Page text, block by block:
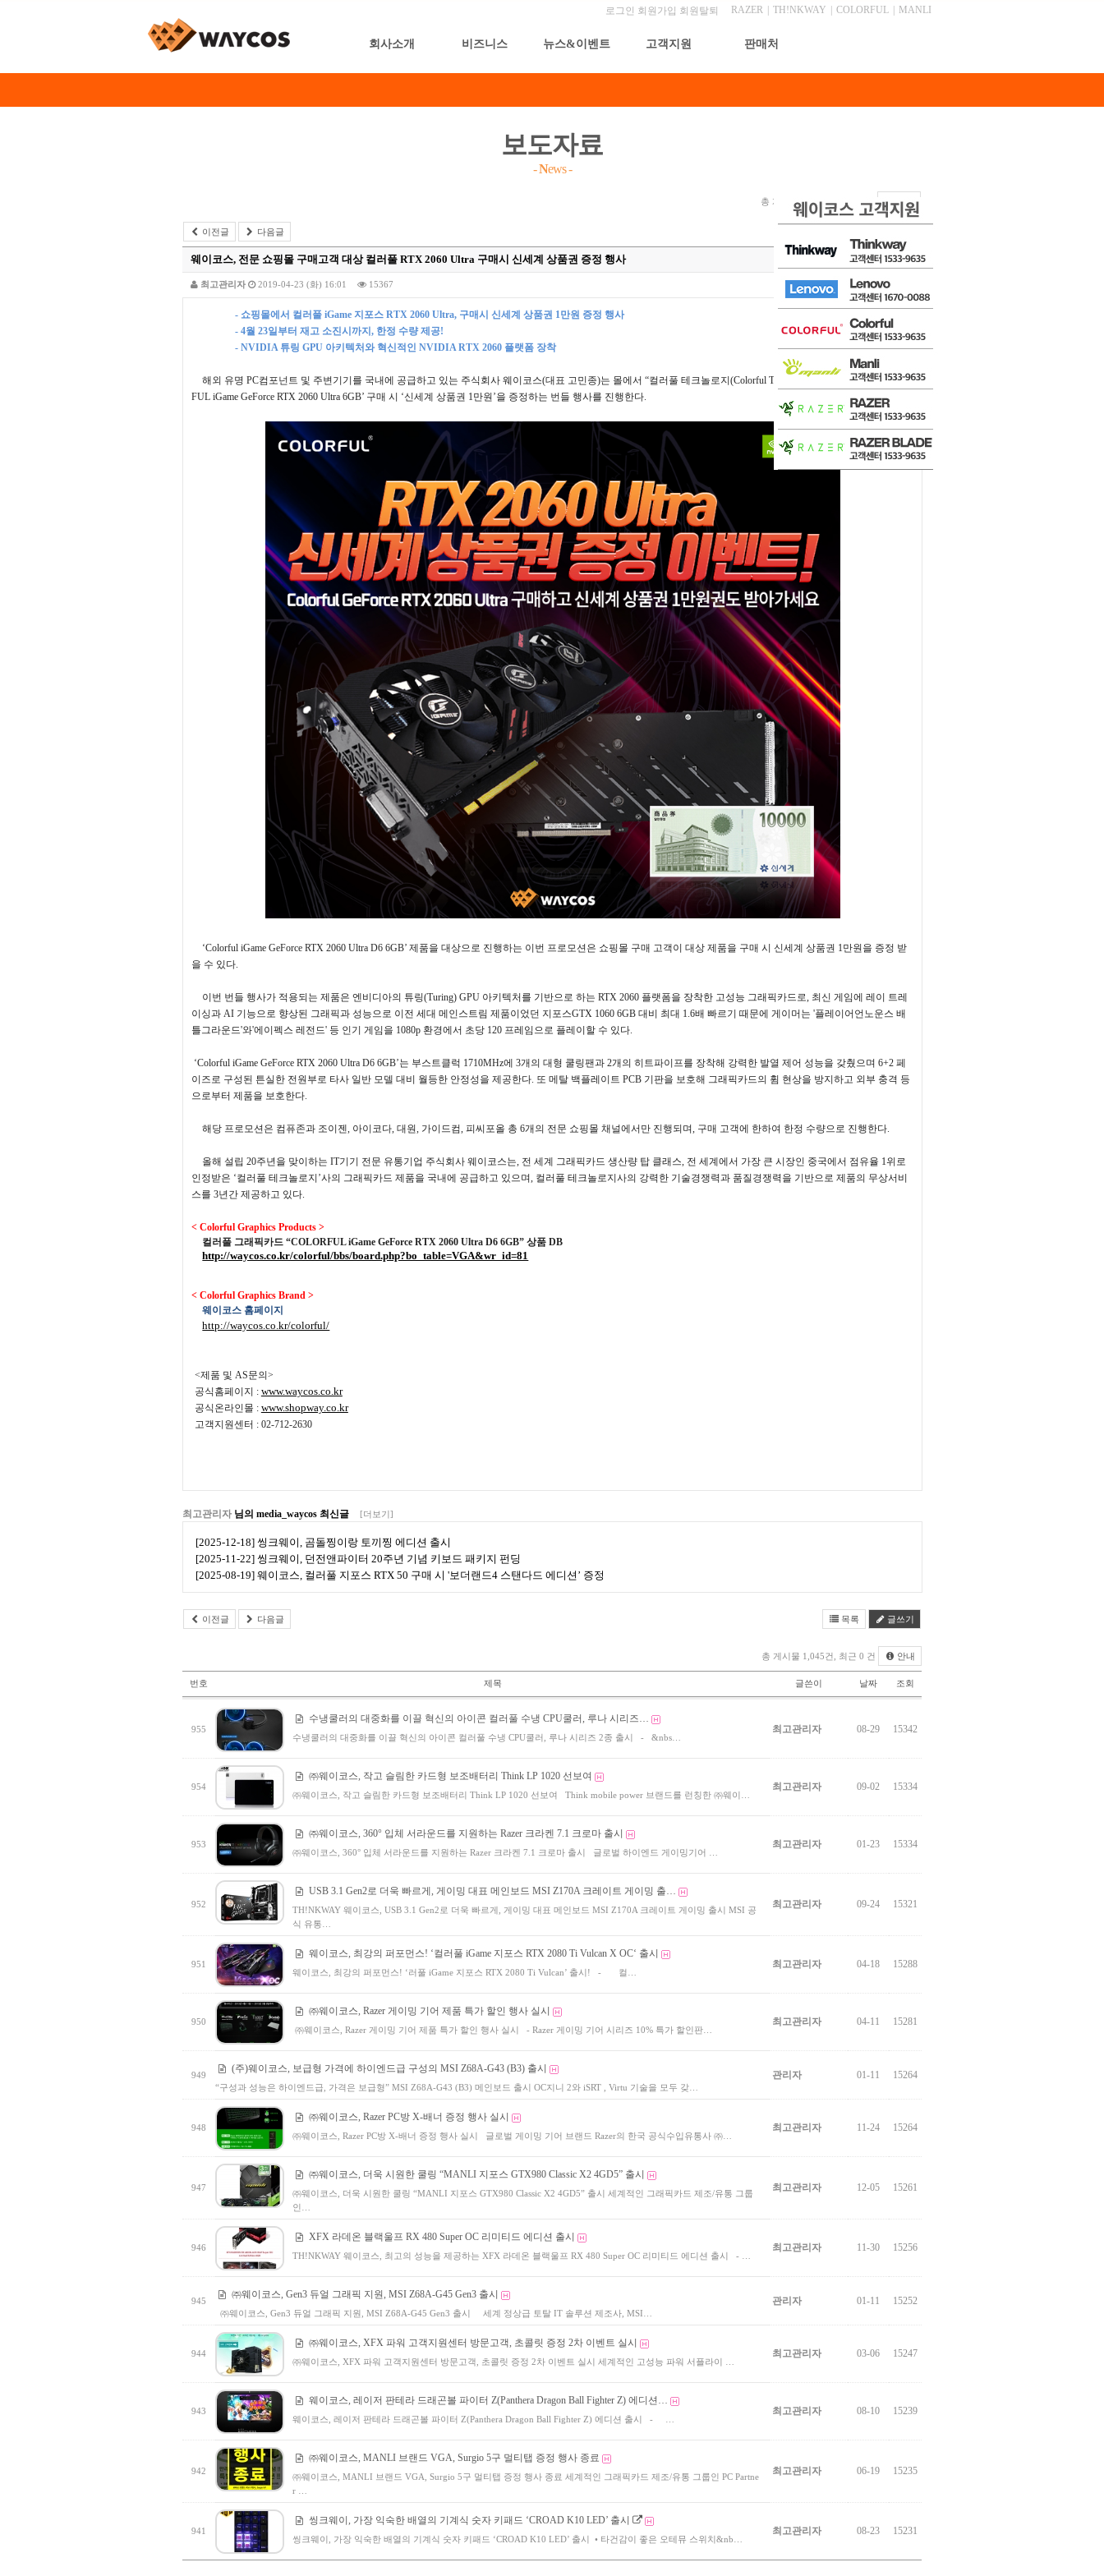
로그인 회원가입 회원탈퇴 MANLI
COLORFUL
TH!NKWAY
RAZER
회사소개 비즈니스 뉴스&이벤트 고객지원 판매처
보도자료
-News-
총 게시물 1,045건, 최근 0 건 안내
이전글 다음글
웨이코스, 전문 쇼핑몰 구매고객 대상 컬러풀 RTX 2060 Ultra 구매시 신세계 상품권 증정 행사
최고관리자 2019-04-23 (화) 16:01 15367
- 쇼핑몰에서 컬러풀iGame지포스RTX 2060 Ultra, 구매시 신세계 상품권 1만원 증정 행사
- 4월 23일부터 재고 소진시까지, 한정 수량 제공!
- NVIDIA 튜링 GPU 아키텍처와 혁신적인 NVIDIA RTX 2060 플랫폼 장착
해외 유명 PC컴포넌트 및 주변기기를 국내에 공급하고 있는 주식회사 웨이코스(대표 고민종)는 몰에서“컬러풀 테크놀로지(Colorful Technology Co. LTD)”의‘COLOR
FUL iGame GeForce RTX 2060 Ultra 6GB’ 구매 시 ‘신세계 상품권 1만원 ’을 증정하는 번들 행사를 진행한다.
‘Colorful iGame GeForce RTX 2060 Ultra D6 6GB’제품을 대상으로 진행하는 이번 프로모션은 쇼핑몰 구매 고객이 대상 제품을 구매 시 신세계 상품권 1만원을 증정 받
을 수 있다.
이번 번들 행사가 적용되는 제품은 엔비디아의 튜링(Turing) GPU 아키텍처를 기반으로 하는 RTX 2060 플랫폼을 장착한 고성능 그래픽카드로, 최신 게임에 레이 트레
이싱과 AI 기능으로 향상된 그래픽과 성능으로 이전 세대 메인스트림 제품이었던 지포스GTX 1060 6GB 대비 최대 1.6배 빠르기 때문에 게이머는 '플레이어언노운스 배
틀그라운드'와'에이펙스 레전드' 등 인기 게임을 1080p 환경에서 초당 120 프레임으로 플레이할 수 있다.
‘Colorful iGame GeForce RTX 2060 Ultra D6 6GB’는 부스트클럭 1710MHz에 3개의 대형 쿨링팬과 2개의 히트파이프를 장착해 강력한 발열 제어 성능을 갖췄으며 6+2 페
이즈로 구성된 튼실한 전원부로 타사 일반 모델 대비 월등한 안정성을 제공한다. 또 메탈 백플레이트 PCB 기판을 보호해 그래픽카드의 휨 현상을 방지하고 외부 충격 등
으로부터 제품을 보호한다.
해당 프로모션은 컴퓨존과 조이젠, 아이코다,대원, 가이드컴,피씨포올 총 6개의 전문 쇼핑몰 채널에서만 진행되며, 구매 고객에 한하여 한정 수량으로 진행한다.
올해 설립 20주년을 맞이하는 IT기기 전문 유통기업 주식회사 웨이코스는, 전 세계 그래픽카드 생산량 탑 클래스, 전 세계에서 가장 큰 시장인 중국에서 점유율 1위로
인정받은 ‘컬러풀 테크놀로지 ’사의 그래픽카드 제품을 국내에 공급하고 있으며, 컬러풀 테크놀로지사의 강력한 기술경쟁력과 품질경쟁력을 기반으로 제품의 무상서비
스를 3년간 제공하고 있다.
< Colorful Graphics Products >
컬러풀 그래픽카드“COLORFUL iGame GeForce RTX 2060 Ultra D6 6GB”상품 DB
http://waycos.co.kr/colorful/bbs/board.php?bo_table=VGA&wr_id=81
< Colorful Graphics Brand >
웨이코스 홈페이지
http://waycos.co.kr/colorful/
<제품 및 AS문의 >
공식홈페이지 : www.waycos.co.kr
공식온라인몰 : www.shopway.co.kr
고객지원센터 : 02-712-2630
최고관리자 님의 media_waycos 최신글 [더보기]
[2025-12-18] 씽크웨이, 곰돌찡이랑 토끼찡 에디션 출시
[2025-11-22] 씽크웨이, 던전앤파이터 20주년 기념 키보드 패키지 펀딩
[2025-08-19] 웨이코스, 컬러풀 지포스 RTX 50 구매 시 '보더랜드4 스탠다드 에디션’ 증정
이전글 다음글 목록 글쓰기
총 게시물 1,045건, 최근 0 건 안내
번호 제목 글쓴이 날짜 조회
955
수냉쿨러의 대중화를 이끌 혁신의 아이콘 컬러풀 수냉 CPU쿨러, 루나 시리즈…
수냉쿨러의 대중화를 이끌 혁신의 아이콘 컬러풀 수냉 CPU쿨러, 루나 시리즈 2종 출시 - &nbs…
최고관리자 08-29 15342
954
㈜웨이코스, 작고 슬림한 카드형 보조배터리 Think LP 1020 선보여
㈜웨이코스, 작고 슬림한 카드형 보조배터리 Think LP 1020 선보여 Think mobile power 브랜드를 런칭한 ㈜웨이…
최고관리자 09-02 15334
953
㈜웨이코스, 360° 입체 서라운드를 지원하는 Razer 크라켄 7.1 크로마 출시
㈜웨이코스, 360° 입체 서라운드를 지원하는 Razer 크라켄 7.1 크로마 출시 글로벌 하이엔드 게이밍기어 …
최고관리자 01-23 15334
952
USB 3.1 Gen2로 더욱 빠르게, 게이밍 대표 메인보드 MSI Z170A 크레이트 게이밍 출…
TH!NKWAY 웨이코스, USB 3.1 Gen2로 더욱 빠르게, 게이밍 대표 메인보드 MSI Z170A 크레이트 게이밍 출시 MSI 공
식 유통…
최고관리자 09-24 15321
951
웨이코스, 최강의 퍼포먼스! ‘컬러풀 iGame 지포스 RTX 2080 Ti Vulcan X OC‘ 출시
웨이코스, 최강의 퍼포먼스! ‘러풀 iGame 지포스 RTX 2080 Ti Vulcan’ 출시! - 컬…
최고관리자 04-18 15288
950
㈜웨이코스, Razer 게이밍 기어 제품 특가 할인 행사 실시
㈜웨이코스, Razer 게이밍 기어 제품 특가 할인 행사 실시 - Razer 게이밍 기어 시리즈 10% 특가 할인판…
최고관리자 04-11 15281
949
(주)웨이코스, 보급형 가격에 하이엔드급 구성의 MSI Z68A-G43 (B3) 출시
“구성과 성능은 하이엔드급, 가격은 보급형” MSI Z68A-G43 (B3) 메인보드 출시 OC지니 2와 iSRT , Virtu 기술을 모두 갖…
관리자 01-11 15264
948
㈜웨이코스, Razer PC방 X-배너 증정 행사 실시
㈜웨이코스, Razer PC방 X-배너 증정 행사 실시 글로벌 게이밍 기어 브랜드 Razer의 한국 공식수입유통사 ㈜…
최고관리자 11-24 15264
947
㈜웨이코스, 더욱 시원한 쿨링 “MANLI 지포스 GTX980 Classic X2 4GD5” 출시
㈜웨이코스, 더욱 시원한 쿨링 “MANLI 지포스 GTX980 Classic X2 4GD5” 출시 세계적인 그래픽카드 제조/유통 그룹
인…
최고관리자 12-05 15261
946
XFX 라데온 블랙울프 RX 480 Super OC 리미티드 에디션 출시
TH!NKWAY 웨이코스, 최고의 성능을 제공하는 XFX 라데온 블랙울프 RX 480 Super OC 리미티드 에디션 출시 - …
최고관리자 11-30 15256
945
㈜웨이코스, Gen3 듀얼 그래픽 지원, MSI Z68A-G45 Gen3 출시
㈜웨이코스, Gen3 듀얼 그래픽 지원, MSI Z68A-G45 Gen3 출시 세계 정상급 토탈 IT 솔루션 제조사, MSI…
관리자 01-11 15252
944
㈜웨이코스, XFX 파워 고객지원센터 방문고객, 초콜릿 증정 2차 이벤트 실시
㈜웨이코스, XFX 파워 고객지원센터 방문고객, 초콜릿 증정 2차 이벤트 실시 세계적인 고성능 파워 서플라이 …
최고관리자 03-06 15247
943
웨이코스, 레이저 판테라 드래곤볼 파이터 Z(Panthera Dragon Ball Fighter Z) 에디션…
웨이코스, 레이저 판테라 드래곤볼 파이터 Z(Panthera Dragon Ball Fighter Z) 에디션 출시 - …
최고관리자 08-10 15239
942
㈜웨이코스, MANLI 브랜드 VGA, Surgio 5구 멀티탭 증정 행사 종료
㈜웨이코스, MANLI 브랜드 VGA, Surgio 5구 멀티탭 증정 행사 종료 세계적인 그래픽카드 제조/유통 그룹인 PC Partne
r …
최고관리자 06-19 15235
941
씽크웨이, 가장 익숙한 배열의 기계식 숫자 키패드 ‘CROAD K10 LED’ 출시
씽크웨이, 가장 익숙한 배열의 기계식 숫자 키패드 ‘CROAD K10 LED’ 출시 • 타건감이 좋은 오테뮤 스위치&nb…
최고관리자 08-23 15231